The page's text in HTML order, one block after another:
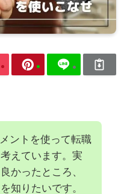
ントを使って転職
えています。実
かったところ、
知りたいです。